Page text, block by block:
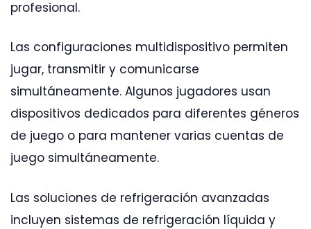
profesional.
Las configuraciones multidispositivo permiten
jugar, transmitir y comunicarse
simultáneamente. Algunos jugadores usan
dispositivos dedicados para diferentes géneros
de juego o para mantener varias cuentas de
juego simultáneamente.
Las soluciones de refrigeración avanzadas
incluyen sistemas de refrigeración líquida y